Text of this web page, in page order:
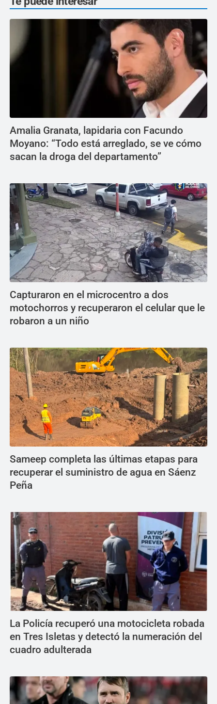
Amalia Granata, lapidaria con Facundo
Moyano: “Todo está arreglado, se ve cómo
sacan la droga del departamento”
Capturaron en el microcentro a dos
motochorros y recuperaron el celular que le
robaron a un niño
Sameep completa las últimas etapas para
recuperar el suministro de agua en Sáenz
Peña
La Policía recuperó una motocicleta robada
en Tres Isletas y detectó la numeración del
cuadro adulterada